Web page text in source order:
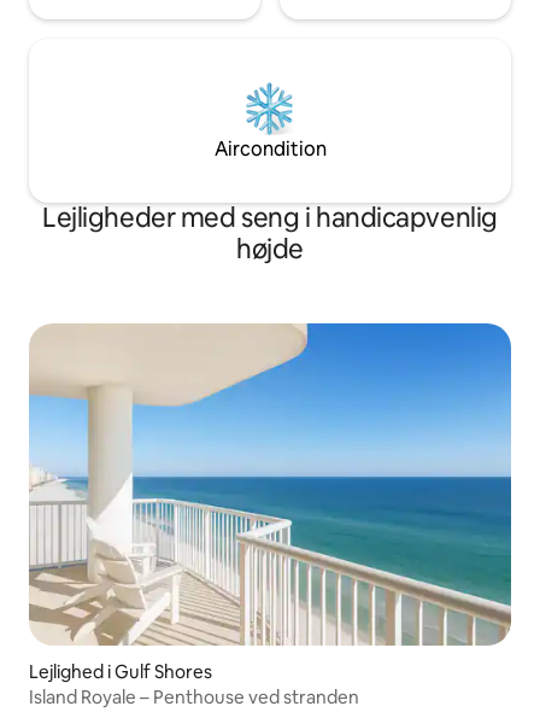
Aircondition
Lejligheder med seng i handicapvenlig
højde
Lejlighed i Gulf Shores
Island Royale – Penthouse ved stranden